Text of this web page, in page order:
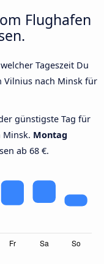
Flughafen
Tageszeit Du
Vilnius nach Minsk für
günstigste Tag für
Minsk. Montag
ab 68 €.